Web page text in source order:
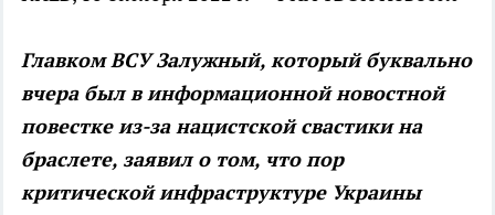
Главком ВСУ Залужный, который буквально
вчера был в информационной новостной
повестке из-за нацистской свастики на
браслете, заявил о том, что пор
критической инфраструктуре Украины